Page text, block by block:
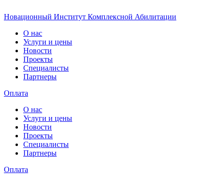
Новационный Институт Комплексной Абилитации
О нас
Услуги и цены
Новости
Проекты
Специалисты
Партнеры
Оплата
О нас
Услуги и цены
Новости
Проекты
Специалисты
Партнеры
Оплата